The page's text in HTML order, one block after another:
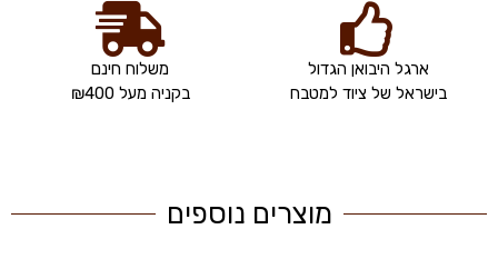
ארגל היבואן הגדול
בישראל של ציוד למטבח
משלוח חינם
בקניה מעל ₪400
מוצרים נוספים